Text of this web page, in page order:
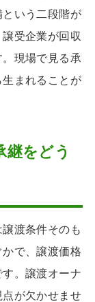
いう二段階が
受企業が回収
現場で見る承
まれることが
継をどう
渡条件そのも
で、譲渡価格
。譲渡オーナ
が欠かせませ